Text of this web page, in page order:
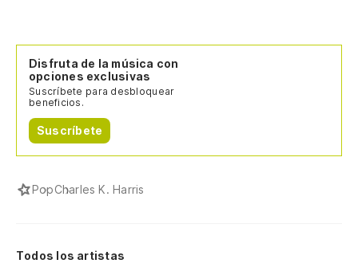
Disfruta de la música con
opciones exclusivas
Suscríbete para desbloquear
beneficios.
Suscríbete
PopCharles K. Harris
Todos los artistas